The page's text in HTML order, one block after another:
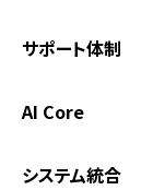
サポート体制
AI Core
システム統合